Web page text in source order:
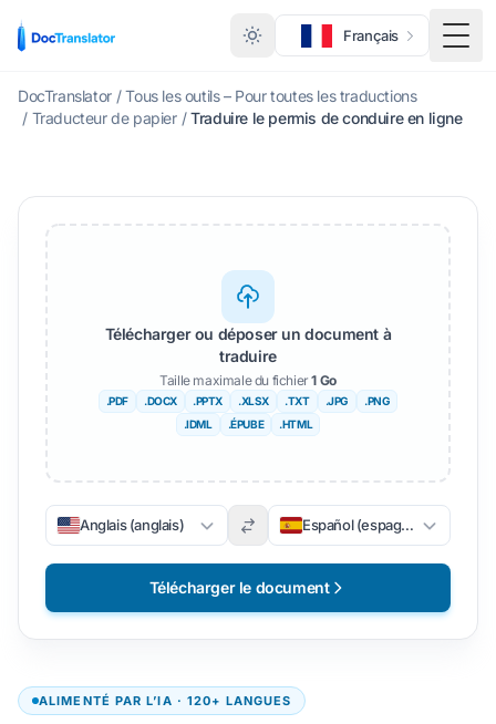
Français
DocTranslator / Tous les outils – Pour toutes les traductions
/ Traducteur de papier / Traduire le permis de conduire en ligne
ALIMENTÉ PAR L’IA · 120+ LANGUES
Télécharger ou déposer un document à
traduire
Taille maximale du fichier1 Go
.PDF .DOCX .PPTX .XLSX .TXT .JPG
.PNG
.IDML
.ÉPUBE .HTML
Anglais (anglais) Español (espagnol)
Télécharger le document